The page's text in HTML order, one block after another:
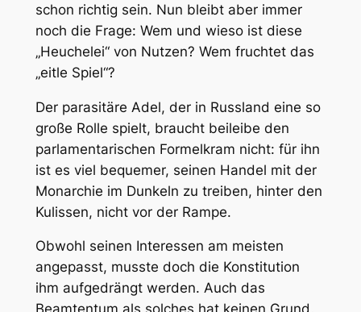
schon richtig sein. Nun bleibt aber immer
noch die Frage: Wem und wieso ist diese
„Heuchelei“ von Nutzen? Wem fruchtet das
„eitle Spiel“?
Der parasitäre Adel, der in Russland eine so
große Rolle spielt, braucht beileibe den
parlamentarischen Formelkram nicht: für ihn
ist es viel bequemer, seinen Handel mit der
Monarchie im Dunkeln zu treiben, hinter den
Kulissen, nicht vor der Rampe.
Obwohl seinen Interessen am meisten
angepasst, musste doch die Konstitution
ihm aufgedrängt werden. Auch das